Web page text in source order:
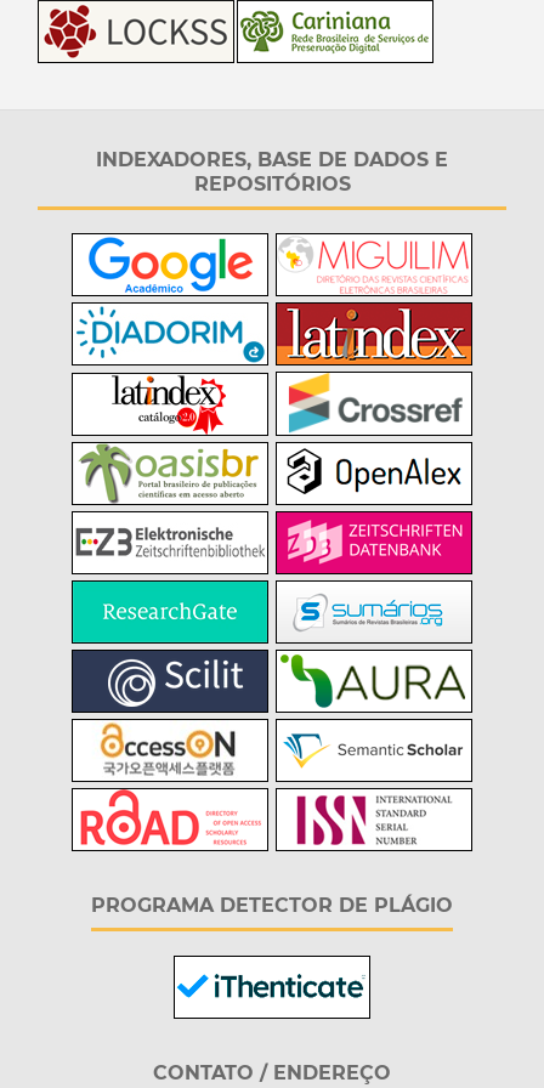
INDEXADORES, BASE DE DADOS E
REPOSITÓRIOS
PROGRAMA DETECTOR DE PLÁGIO
CONTATO / ENDEREÇO